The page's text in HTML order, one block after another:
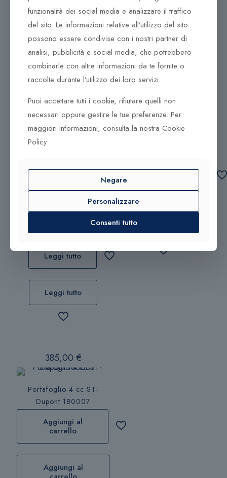
Tasca posteriore con zip
Gancio portachiavi removibile
Tracolla regolabile in lunghezza e removibile
180,00 €
Cintura ST-Dupont
8200183
Leggi tutto
Leggi tutto
110,00
Aggiungi al
385,00 €
Portafoglio 4 cc ST-
Dupont 180007
Aggiungi al
carrello
Aggiungi al
funzionalità dei social media e analizzare il traffico
del sito. Le informazioni relative all’utilizzo del sito
possono essere condivise con i nostri partner di
analisi, pubblicità e social media, che potrebbero
combinarle con altre informazioni da te fornite o
raccolte durante l’utilizzo dei loro servizi.
Puoi accettare tutti i cookie, rifiutare quelli non
necessari oppure gestire le tue preferenze. Per
maggiori informazioni, consulta la nostra Cookie
Policy.
Negare
Personalizzare
Consenti tutto